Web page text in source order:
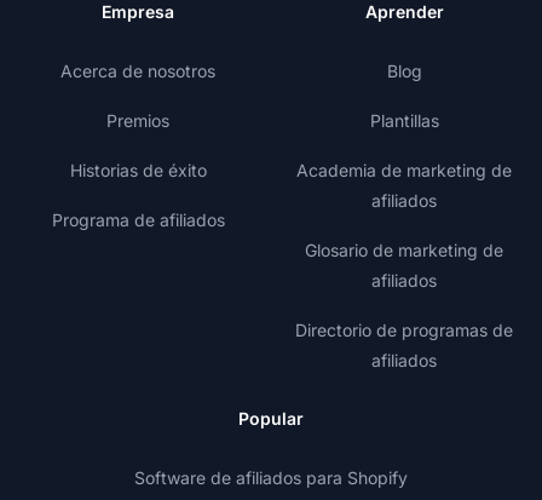
Empresa
Acerca de nosotros
Premios
Historias de éxito
Programa de afiliados
Aprender
Blog
Plantillas
Academia de marketing de
afiliados
Glosario de marketing de
afiliados
Directorio de programas de
afiliados
Popular
Software de afiliados para Shopify